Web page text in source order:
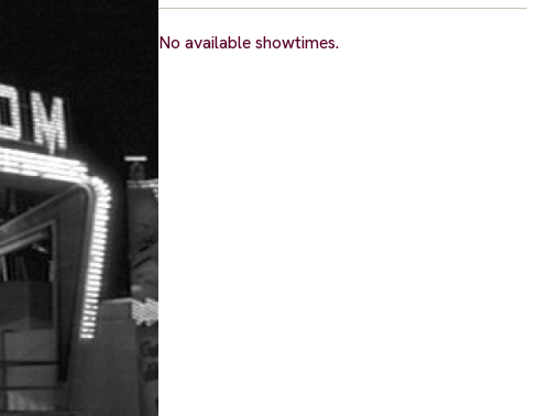
No available showtimes.